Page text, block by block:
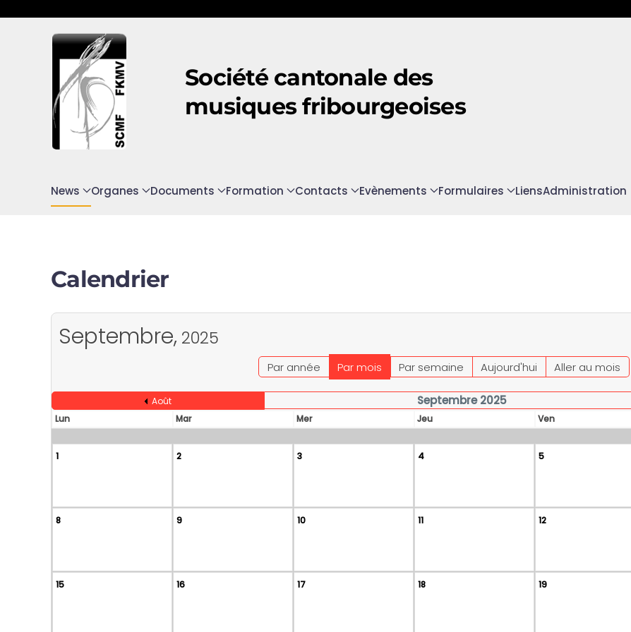
Accéder au contenu principal
Société cantonale des
musiques fribourgeoises
News Organes Documents Formation Contacts Evènements Formulaires LiensAdministration
Calendrier
Septembre, 2025
Par année Par mois Par semaine Aujourd'hui Aller au mois
Août Septembre 2025
Lun
Mar Mer Jeu Ven
1 2 3 4 5
8 9 10 11 12
15 16 17 18 19